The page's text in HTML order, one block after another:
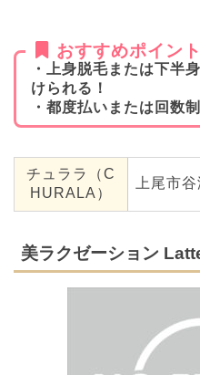
おすすめポイント
・上身脱毛または下半
けられる！
・都度払いまたは回数
チュララ（C
HURALA）
上尾市
美ラクゼーション